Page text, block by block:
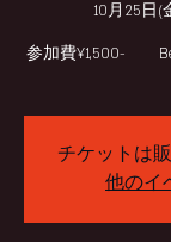
10月25日(
参加費¥1,500-
チケットは
他のイ